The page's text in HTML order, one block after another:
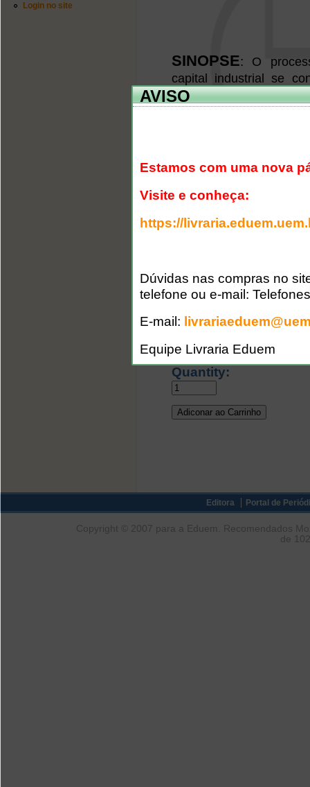
Login no site
SINOPSE: O
capital industrial se
ações – públicas e
consonância com o
que ritmaram a história
uma marcha em
conseqüências
negligenciáveis: de
pudéssemos perceber
importância de cada
“danos colaterais”.
R$10,00
Quantity:
Editora Portal de
Copyright © 2007 para a Eduem. Recomendados
de
AVISO
Estamos com uma nova
Visite e conheça:
https://
Dúvidas nas compras no
telefone ou e-mail:
E-mail:
Equipe Livraria Eduem